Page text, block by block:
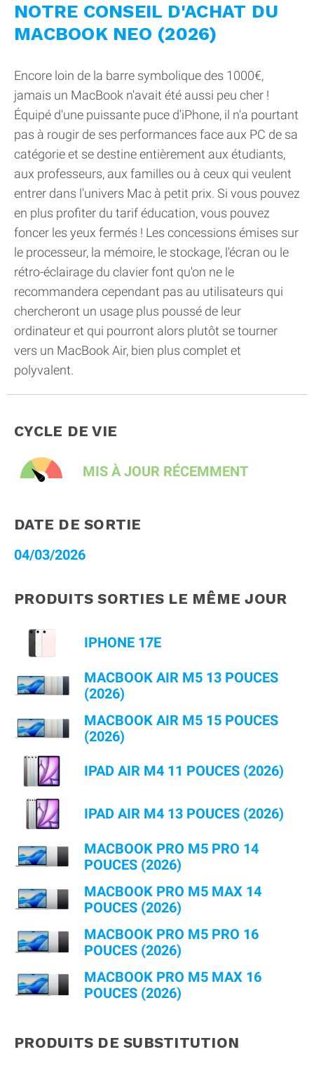
NOTRE CONSEIL D'ACHAT DU
MACBOOK NEO (2026)
Encore loin de la barre symbolique des 1000€,
jamais un MacBook n'avait été aussi peu cher !
Équipé d'une puissante puce d'iPhone, il n'a pourtant
pas à rougir de ses performances face aux PC de sa
catégorie et se destine entièrement aux étudiants,
aux professeurs, aux familles ou à ceux qui veulent
entrer dans l'univers Mac à petit prix. Si vous pouvez
en plus profiter du tarif éducation, vous pouvez
foncer les yeux fermés ! Les concessions émises sur
le processeur, la mémoire, le stockage, l'écran ou le
rétro-éclairage du clavier font qu'on ne le
recommandera cependant pas au utilisateurs qui
chercheront un usage plus poussé de leur
ordinateur et qui pourront alors plutôt se tourner
vers un MacBook Air, bien plus complet et
polyvalent.
CYCLE DE VIE
MIS À JOUR RÉCEMMENT
DATE DE SORTIE
04/03/2026
PRODUITS SORTIES LE MÊME JOUR
IPHONE 17E
MACBOOK AIR M5 13 POUCES
(2026)
MACBOOK AIR M5 15 POUCES
(2026)
IPAD AIR M4 11 POUCES (2026)
IPAD AIR M4 13 POUCES (2026)
MACBOOK PRO M5 PRO 14
POUCES (2026)
MACBOOK PRO M5 MAX 14
POUCES (2026)
MACBOOK PRO M5 PRO 16
POUCES (2026)
MACBOOK PRO M5 MAX 16
POUCES (2026)
PRODUITS DE SUBSTITUTION